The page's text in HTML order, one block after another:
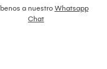
a nuestro Whatsapp
Chat